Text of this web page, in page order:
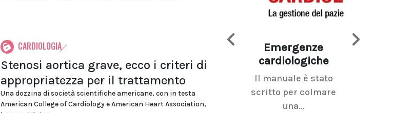
CARDIOLOGIA
Stenosi aortica grave, ecco i criteri di
appropriatezza per il trattamento
Una dozzina di società scientifiche americane, con in testa
American College of Cardiology e American Heart Association,
Emergenze
cardiologiche
Il manuale è stato
scritto per colmare
una...